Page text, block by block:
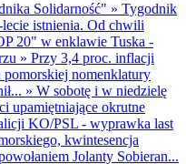
Solidarność" » Tygodnik
istnienia. Od chwili
20" w enklawie Tuska -
» Przy 3,4 proc. inflacji
nomenklatury
» W sobotę i w niedzielę
upamiętniające okrutne
KO/PSL - wyprawka last
kwintesencja
Jolanty Sobieran...